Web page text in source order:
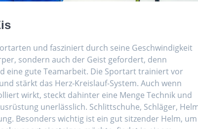
und fasziniert durch seine Geschwindigkeit
sondern auch der Geist gefordert, denn
eine gute Teamarbeit. Die Sportart trainiert vor
stärkt das Herz-Kreislauf-System. Auch wenn
wirkt, steckt dahinter eine Menge Technik und
unerlässlich. Schlittschuhe, Schläger,
Besonders wichtig ist ein gut sitzender Helm, um